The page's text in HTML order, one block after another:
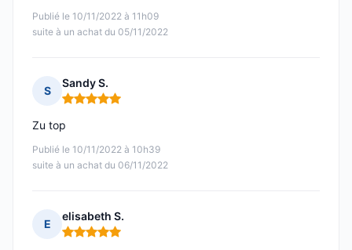
Publié le 10/11/2022 à 11h09
suite à un achat du 05/11/2022
S
Sandy S.
Note : 5 sur 5
Publié le 10/11/2022 à 10h39
suite à un achat du 06/11/2022
Zu top
E
elisabeth S.
Note : 5 sur 5